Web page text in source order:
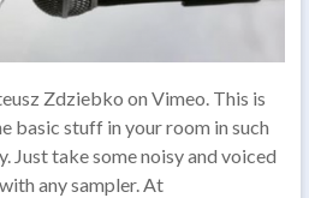
Zdziebko on Vimeo. This is
basic stuff in your room in such
Just take some noisy and voiced
any sampler. At